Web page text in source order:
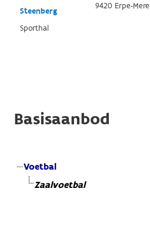
Steenberg
Sporthal
9420 Erpe-Mere
Basisaanbod
Voetbal
Zaalvoetbal